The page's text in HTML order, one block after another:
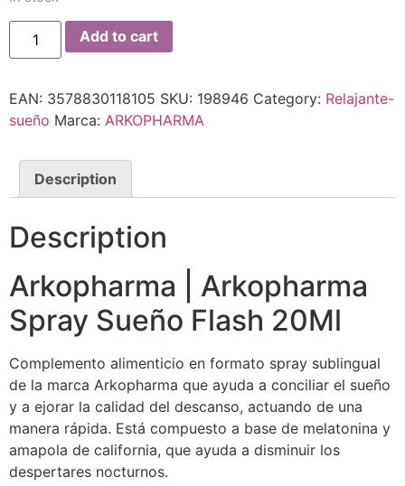
Add to cart
EAN: 3578830118105 SKU: 198946 Category: Relajante-
sueño Marca: ARKOPHARMA
Description
Description
Arkopharma | Arkopharma
Spray Sueño Flash 20Ml
Complemento alimenticio en formato spray sublingual
de la marca Arkopharma que ayuda a conciliar el sueño
y a ejorar la calidad del descanso, actuando de una
manera rápida. Está compuesto a base de melatonina y
amapola de california, que ayuda a disminuir los
despertares nocturnos.